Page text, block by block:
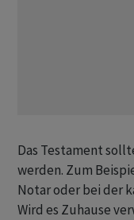
Das Testament
werden. Zum
Notar oder bei der
Wird es Zuhause